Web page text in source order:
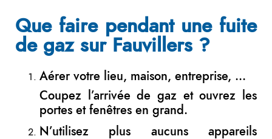
Que faire pendant une fuite
de gaz sur Fauvillers ?
Aérer votre lieu, maison, entreprise, …
Coupez l’arrivée de gaz et ouvrez les
portes et fenêtres en grand.
N’utilisez plus aucuns appareils